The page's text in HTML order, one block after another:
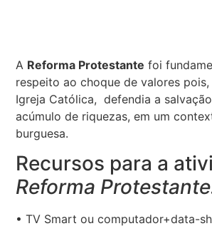
A Reforma Protestante foi
respeito ao choque de valores
Igreja Católica, defendia a
acúmulo de riquezas, em um
burguesa.
Recursos para a
Reforma
• TV Smart ou computador+data-